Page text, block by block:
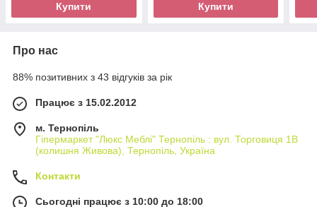
Купити Купити
Про нас
88% позитивних з 43 відгуків за рік
Працює з 15.02.2012
м. Тернопіль
Гіпермаркет "Люкс Меблі" Тернопіль : вул. Торговиця 1В
(колишня Живова), Тернопіль, Україна
Контакти
Сьогодні працює з 10:00 до 18:00